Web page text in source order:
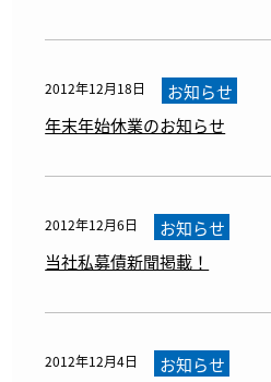
2012年12月18日
お知らせ
年末年始休業のお知らせ
2012年12月6日
お知らせ
当社私募債新聞掲載！
2012年12月4日
お知らせ